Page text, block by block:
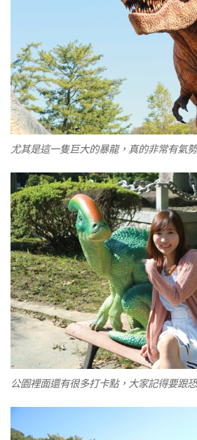
尤其是這一隻巨大的暴龍，真的非常有氣
公園裡面還有很多打卡點，大家記得要跟